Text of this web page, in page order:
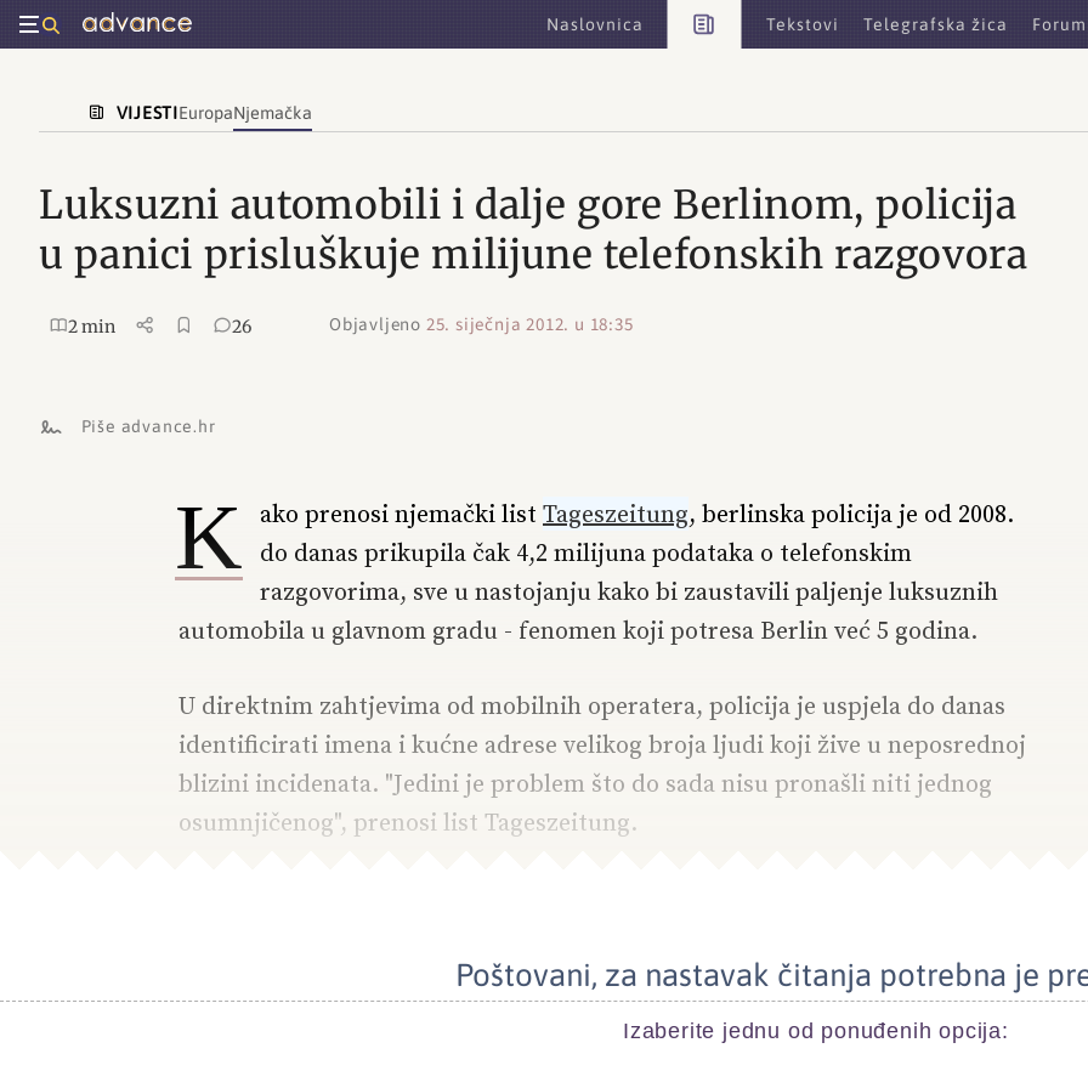
Naslovnica VijestiTekstovi Telegrafska žica Forum
VIJESTIEuropaNjemačka
Luksuzni automobili i dalje gore Berlinom, policija
u panici prisluškuje milijune telefonskih razgovora
2 min 26 Objavljeno 25. siječnja 2012. u 18:35
Piše advance.hr
K ako prenosi njemački list Tageszeitung, berlinska policija je od 2008.
do danas prikupila čak 4,2 milijuna podataka o telefonskim
razgovorima, sve u nastojanju kako bi zaustavili paljenje luksuznih
automobila u glavnom gradu - fenomen koji potresa Berlin već 5 godina.
U direktnim zahtjevima od mobilnih operatera, policija je uspjela do danas
identificirati imena i kućne adrese velikog broja ljudi koji žive u neposrednoj
blizini incidenata. "Jedini je problem što do sada nisu pronašli niti jednog
osumnjičenog", prenosi list Tageszeitung.
Poštovani, za nastavak čitanja potrebna je
Izaberite jednu od ponuđenih opcija: